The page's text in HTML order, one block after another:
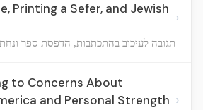
Printing a Sefer, and Jewish
תגובה לעיכוב בהתכתבות, הדפסת ספר ונחת
›
to Concerns About
and Personal Strength ›